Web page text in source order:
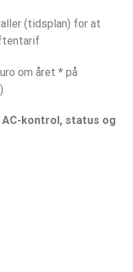
(tidsplan) for at
om året * på
AC-kontrol, status og